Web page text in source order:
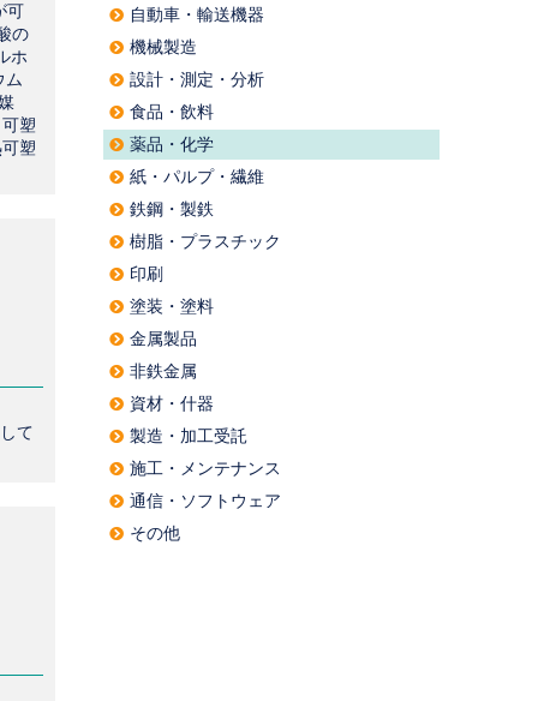
可
の
ホ
ム
塑
塑
て
自動車・輸送機器
機械製造
設計・測定・分析
食品・飲料
薬品・化学
紙・パルプ・繊維
鉄鋼・製鉄
樹脂・プラスチック
印刷
塗装・塗料
金属製品
非鉄金属
資材・什器
製造・加工受託
施工・メンテナンス
通信・ソフトウェア
その他